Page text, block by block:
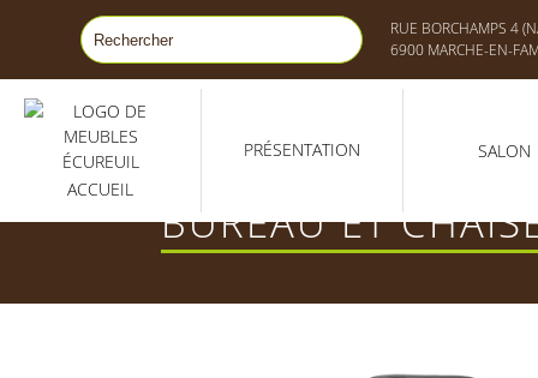
RUE BORCHAMPS 4
6900 MARCHE-EN-
ACCUEIL
PRÉSENTATION SALON
BUREAU ET